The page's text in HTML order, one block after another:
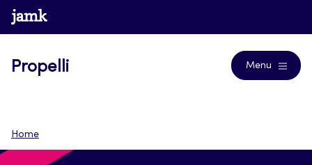
Siirry
suoraan
www.jamk.fi
Propelli Menu
Home